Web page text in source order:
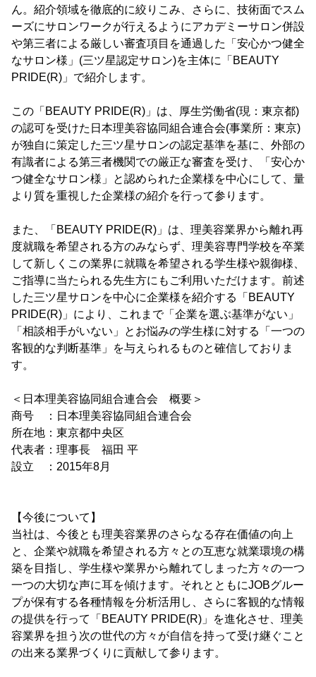
ん。紹介領域を徹底的に絞りこみ、さらに、技術面でスム
ーズにサロンワークが行えるようにアカデミーサロン併設
や第三者による厳しい審査項目を通過した「安心かつ健全
なサロン様」(三ツ星認定サロン)を主体に「BEAUTY
PRIDE(R)」で紹介します。
この「BEAUTY PRIDE(R)」は、厚生労働省(現：東京都)
の認可を受けた日本理美容協同組合連合会(事業所：東京)
が独自に策定した三ツ星サロンの認定基準を基に、外部の
有識者による第三者機関での厳正な審査を受け、「安心か
つ健全なサロン様」と認められた企業様を中心にして、量
より質を重視した企業様の紹介を行って参ります。
また、「BEAUTY PRIDE(R)」は、理美容業界から離れ再
度就職を希望される方のみならず、理美容専門学校を卒業
して新しくこの業界に就職を希望される学生様や親御様、
ご指導に当たられる先生方にもご利用いただけます。前述
した三ツ星サロンを中心に企業様を紹介する「BEAUTY
PRIDE(R)」により、これまで「企業を選ぶ基準がない」
「相談相手がいない」とお悩みの学生様に対する「一つの
客観的な判断基準」を与えられるものと確信しておりま
す。
＜日本理美容協同組合連合会 概要＞
商号 ：日本理美容協同組合連合会
所在地：東京都中央区
代表者：理事長 福田 平
設立 ：2015年8月
【今後について】
当社は、今後とも理美容業界のさらなる存在価値の向上
と、企業や就職を希望される方々との互恵な就業環境の構
築を目指し、学生様や業界から離れてしまった方々の一つ
一つの大切な声に耳を傾けます。それとともにJOBグルー
プが保有する各種情報を分析活用し、さらに客観的な情報
の提供を行って「BEAUTY PRIDE(R)」を進化させ、理美
容業界を担う次の世代の方々が自信を持って受け継ぐこと
の出来る業界づくりに貢献して参ります。